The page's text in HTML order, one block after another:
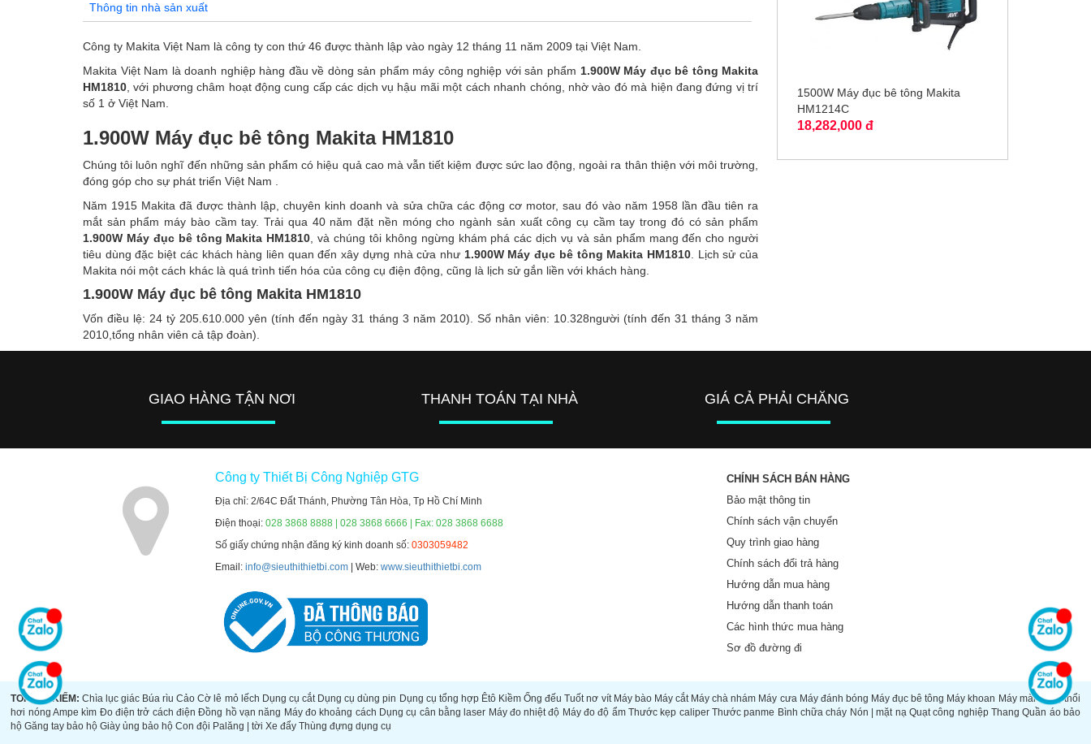
Thông tin nhà sản xuất
Công ty Makita Việt Nam là công ty con thứ 46 được thành lập vào ngày 12 tháng 11 năm 2009 tại Việt Nam.
Makita Việt Nam là doanh nghiệp hàng đầu về dòng sản phẩm máy công nghiệp với sản phẩm 1.900W Máy đục bê tông Makita
HM1810 , với phương châm hoạt động cung cấp các dịch vụ hậu mãi một cách nhanh chóng, nhờ vào đó mà hiện đang đứng vị trí
số 1 ở Việt Nam.
1.900W Máy đục bê tông Makita HM1810
Chúng tôi luôn nghĩ đến những sản phẩm có hiệu quả cao mà vẫn tiết kiệm được sức lao động, ngoài ra thân thiện với môi trường,
đóng góp cho sự phát triển Việt Nam .
Năm 1915 Makita đã được thành lập, chuyên kinh doanh và sửa chữa các động cơ motor, sau đó vào năm 1958 lần đầu tiên ra
mắt sản phẩm máy bào cầm tay. Trải qua 40 năm đặt nền móng cho ngành sản xuất công cụ cầm tay trong đó có sản phẩm
1.900W Máy đục bê tông Makita HM1810 , và chúng tôi không ngừng khám phá các dịch vụ và sản phẩm mang đến cho người
tiêu dùng đặc biệt các khách hàng liên quan đến xây dựng nhà cửa như 1.900W Máy đục bê tông Makita HM1810 . Lịch sử của
Makita nói một cách khác là quá trình tiến hóa của công cụ điện động, cũng là lịch sử gắn liền với khách hàng.
1.900W Máy đục bê tông Makita HM1810
Vốn điều lệ: 24 tỷ 205.610.000 yên (tính đến ngày 31 tháng 3 năm 2010). Số nhân viên: 10.328người (tính đến 31 tháng 3 năm
2010,tổng nhân viên cả tập đoàn).
1500W Máy đục bê tông Makita
HM1214C
18,282,000 đ
GIAO HÀNG TẬN NƠI THANH TOÁN TẠI NHÀ GIÁ CẢ PHẢI CHĂNG
Công ty Thiết Bị Công Nghiệp GTG
Địa chỉ: 2/64C Đất Thánh, Phường Tân Hòa, Tp Hồ Chí Minh
Điện thoại:028 3868 8888 | 028 3868 6666 | Fax: 028 3868 6688
Số giấy chứng nhận đăng ký kinh doanh số:0303059482
Email:info@sieuthithietbi.com | Web:www.sieuthithietbi.com
CHÍNH SÁCH BÁN HÀNG
Bảo mật thông tin
Chính sách vận chuyển
Quy trình giao hàng
Chính sách đổi trả hàng
Hướng dẫn mua hàng
Hướng dẫn thanh toán
Các hình thức mua hàng
Sơ đồ đường đi
TOP TÌM KIẾM: Chìa lục giác Búa rìu Cảo Cờ lê mỏ lếch Dụng cụ cắt Dụng cụ dùng pin Dụng cụ tổng hợp Êtô Kiềm Ống đếu Tuốt nơ vít Máy bào Máy cắt Máy chà nhám Máy cưa Máy đánh bóng Máy đục bê tông Máy khoan Máy mài Súng thổi
hơi nóng Ampe kìm Đo điện trở cách điện Đồng hồ vạn năng Máy đo khoảng cách Dụng cụ cân bằng laser Máy đo nhiệt độ Máy đo độ ẩm Thước kẹp caliper Thước panme Bình chữa cháy Nón | mặt nạ Quạt công nghiệp Thang Quần áo bảo
hộ Găng tay bảo hộ Giày ủng bảo hộ Con đội Palăng | tời Xe đẩy Thùng đựng dụng cụ